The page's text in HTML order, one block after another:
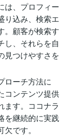
は、プロフィー
り込み、検索エ
。顧客が検索す
し、それらを自
見つけやすさを
ローチ方法に
コンテンツ提供
ます。ココナラ
を継続的に実践
です。